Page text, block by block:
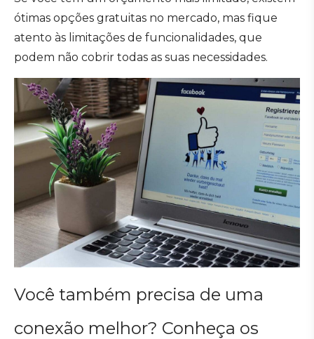
ótimas opções gratuitas no mercado, mas fique
atento às limitações de funcionalidades, que
podem não cobrir todas as suas necessidades.
Você também precisa de uma
conexão melhor? Conheça os